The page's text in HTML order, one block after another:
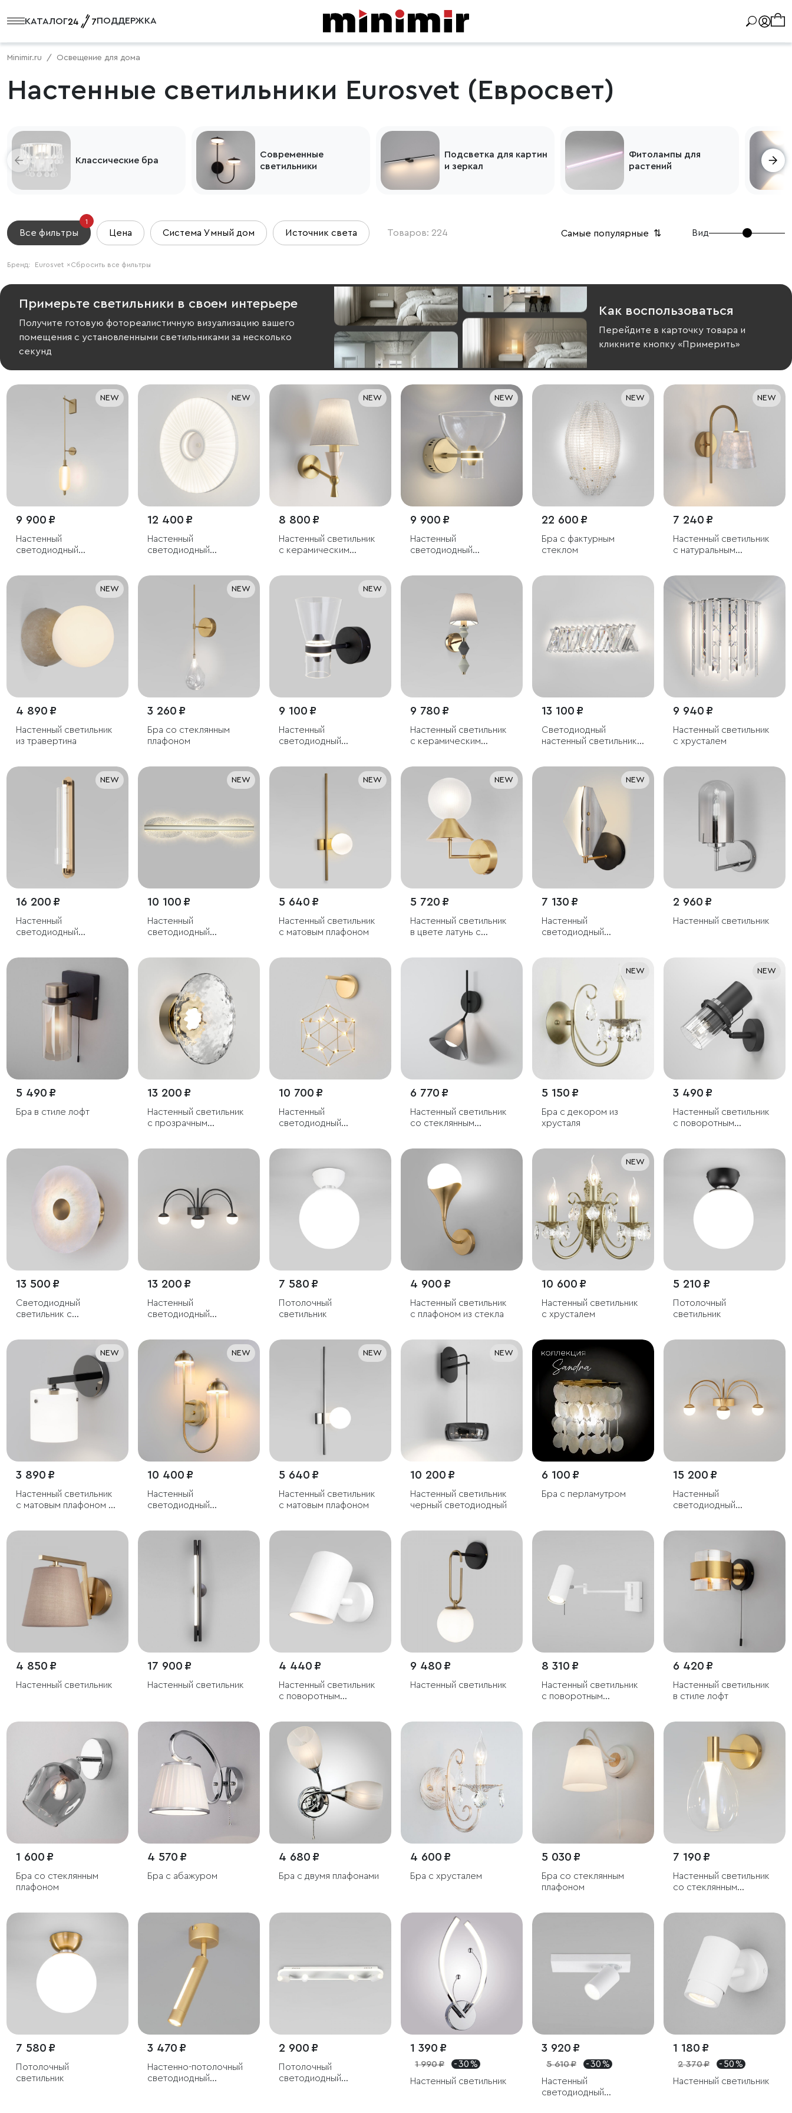
КАТАЛОГ ПОДДЕРЖКА
Minimir.ru Освещение для дома
Настенные светильники Eurosvet (Евросвет)
Классические бра
Современные
светильники
Подсветка для картин
и зеркал
Фитолампы для
растений
Все фильтры
1
Цена Система Умный дом Источник света Товаров: 224 Самые популярные ⇅ Вид
Сбросить все фильтры
Бренд: Eurosvet ×
Примерьте светильники в своем интерьере
Получите готовую фотореалистичную визуализацию вашего
помещения с установленными светильниками за несколько
секунд
Как воспользоваться
Перейдите в карточку товара и
кликните кнопку «Примерить»
NEW
9 900 ₽
Настенный
светодиодный
NEW
12 400 ₽
Настенный
светодиодный
NEW
8 800 ₽
Настенный светильник
с керамическим
NEW
9 900 ₽
Настенный
светодиодный
NEW
22 600 ₽
Бра с фактурным
стеклом
NEW
7 240 ₽
Настенный светильник
с натуральным
NEW
4 890 ₽
Настенный светильник
из травертина
NEW
3 260 ₽
Бра со стеклянным
плафоном
NEW
9 100 ₽
Настенный
светодиодный
9 780 ₽
Настенный светильник
с керамическим
13 100 ₽
Светодиодный
настенный светильник с
9 940 ₽
Настенный светильник
с хрусталем
NEW
16 200 ₽
Настенный
светодиодный
2700/3000/4200 К
NEW
10 100 ₽
Настенный
светодиодный
NEW
5 640 ₽
Настенный светильник
с матовым плафоном
NEW
5 720 ₽
Настенный светильник
в цвете латунь с
NEW
7 130 ₽
Настенный
светодиодный
2 960 ₽
Настенный светильник
5 490 ₽
Бра в стиле лофт
13 200 ₽
Настенный светильник
с прозрачным
10 700 ₽
Настенный
светодиодный
6 770 ₽
Настенный светильник
со стеклянным
NEW
5 150 ₽
Бра с декором из
хрусталя
NEW
3 490 ₽
Настенный светильник
с поворотным
13 500 ₽
Светодиодный
светильник с
13 200 ₽
Настенный
светодиодный
7 580 ₽
Потолочный
светильник
4 900 ₽
Настенный светильник
с плафоном из стекла
NEW
10 600 ₽
Настенный светильник
с хрусталем
5 210 ₽
Потолочный
светильник
NEW
3 890 ₽
Настенный светильник
с матовым плафоном из
NEW
10 400 ₽
Настенный
светодиодный
NEW
5 640 ₽
Настенный светильник
с матовым плафоном
NEW
10 200 ₽
Настенный светильник
черный светодиодный
6 100 ₽
Бра с перламутром
15 200 ₽
Настенный
светодиодный
4 850 ₽
Настенный светильник
17 900 ₽
Настенный светильник
4 440 ₽
Настенный светильник
с поворотным
9 480 ₽
Настенный светильник
8 310 ₽
Настенный светильник
с поворотным
6 420 ₽
Настенный светильник
в стиле лофт
1 600 ₽
Бра со стеклянным
плафоном
4 570 ₽
Бра с абажуром
4 680 ₽
Бра с двумя плафонами
4 600 ₽
Бра с хрусталем
5 030 ₽
Бра со стеклянным
плафоном
7 190 ₽
Настенный светильник
со стеклянным
7 580 ₽
Потолочный
светильник
3 470 ₽
Настенно-потолочный
светодиодный
2 900 ₽
Потолочный
светодиодный
1 390 ₽
1 990 ₽
- 30 %
Настенный светильник
3 920 ₽
5 610 ₽
- 30 %
Настенный
светодиодный
1 180 ₽
2 370 ₽
- 50 %
Настенный светильник